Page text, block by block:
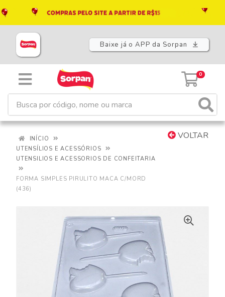
Baixe já o APP da Sorpan
0
VOLTAR
INÍCIO
UTENSÍLIOS E ACESSÓRIOS
UTENSILIOS E ACESSORIOS DE CONFEITARIA
FORMA SIMPLES PIRULITO MACA C/MORD
(436)